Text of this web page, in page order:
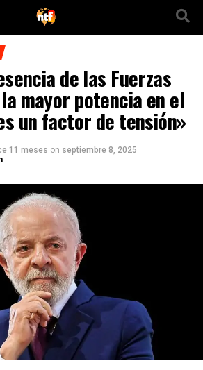
de las Fuerzas
mayor potencia en el
un factor de tensión»
11 meses on septiembre 8, 2025